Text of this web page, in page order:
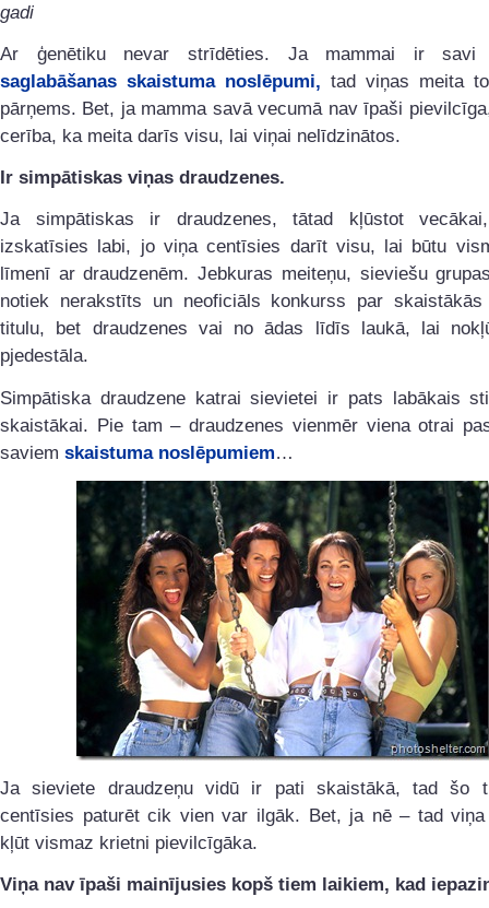
gadi
Ar ģenētiku nevar strīdēties. Ja mammai ir
saglabāšanas skaistuma noslēpumi, tad viņas meita
pārņems. Bet, ja mamma savā vecumā nav īpaši
cerība, ka meita darīs visu, lai viņai nelīdzinātos.
Ir simpātiskas viņas draudzenes.
Ja simpātiskas ir draudzenes, tātad kļūstot
izskatīsies labi, jo viņa centīsies darīt visu, lai būtu
līmenī ar draudzenēm. Jebkuras meiteņu, sieviešu
notiek nerakstīts un neoficiāls konkurss par skaistākās
titulu, bet draudzenes vai no ādas līdīs laukā, lai
pjedestāla.
Simpātiska draudzene katrai sievietei ir pats labākais
skaistākai. Pie tam – draudzenes vienmēr viena otrai
saviem skaistuma noslēpumiem…
Ja sieviete draudzeņu vidū ir pati skaistākā, tad šo
centīsies paturēt cik vien var ilgāk. Bet, ja nē – tad
kļūt vismaz krietni pievilcīgāka.
Viņa nav īpaši mainījusies kopš tiem laikiem, kad